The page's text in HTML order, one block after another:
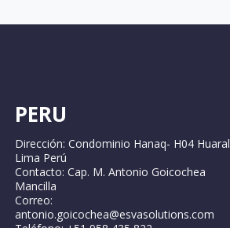
PERU
Dirección: Condominio Hanaq- H04 Huaral
Lima Perú
Contacto: Cap. M. Antonio Goicochea
Mancilla
Correo:
antonio.goicochea@esvasolutions.com